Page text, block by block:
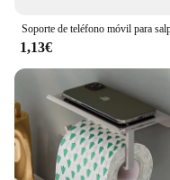
1,13€